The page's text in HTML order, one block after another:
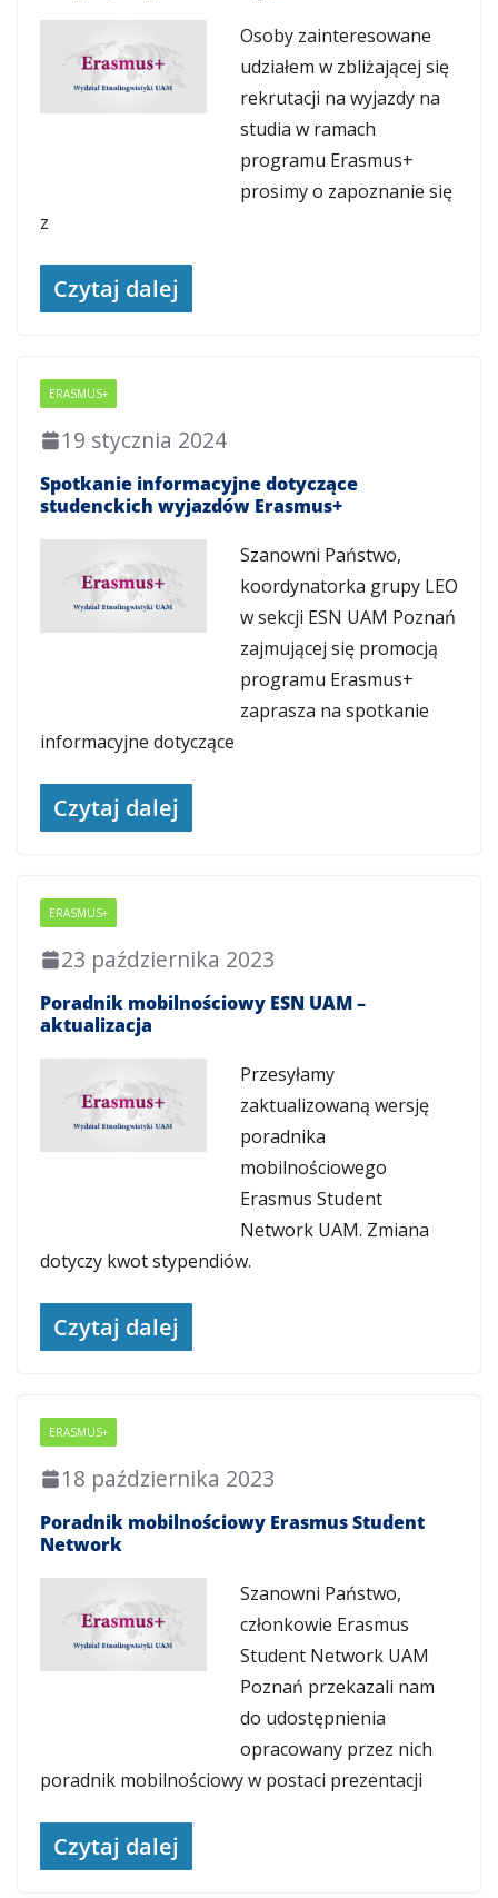
Osoby zainteresowane
udziałem w zbliżającej się
rekrutacji na wyjazdy na
studia w ramach
programu Erasmus+
prosimy o zapoznanie się
z
Czytaj dalej
ERASMUS+
19 stycznia 2024
Spotkanie informacyjne dotyczące
studenckich wyjazdów Erasmus+
Szanowni Państwo,
koordynatorka grupy LEO
w sekcji ESN UAM Poznań
zajmującej się promocją
programu Erasmus+
zaprasza na spotkanie
informacyjne dotyczące
Czytaj dalej
ERASMUS+
23 października 2023
Poradnik mobilnościowy ESN UAM –
aktualizacja
Przesyłamy
zaktualizowaną wersję
poradnika
mobilnościowego
Erasmus Student
Network UAM. Zmiana
dotyczy kwot stypendiów.
Czytaj dalej
ERASMUS+
18 października 2023
Poradnik mobilnościowy Erasmus Student
Network
Szanowni Państwo,
członkowie Erasmus
Student Network UAM
Poznań przekazali nam
do udostępnienia
opracowany przez nich
poradnik mobilnościowy w postaci prezentacji
Czytaj dalej